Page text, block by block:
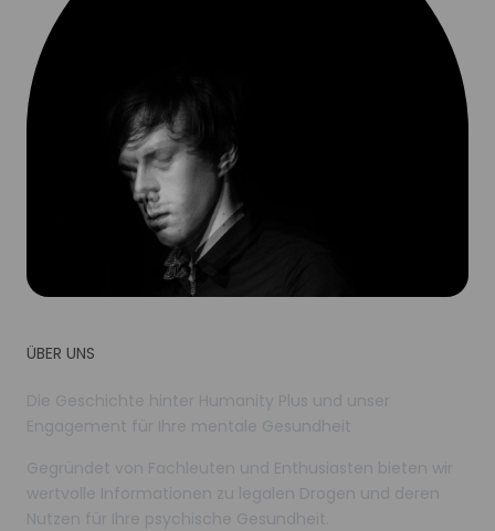
ÜBER UNS
Die Geschichte hinter Humanity Plus und unser
Engagement für Ihre mentale Gesundheit
Gegründet von Fachleuten und Enthusiasten bieten wir
wertvolle Informationen zu legalen Drogen und deren
Nutzen für Ihre psychische Gesundheit.